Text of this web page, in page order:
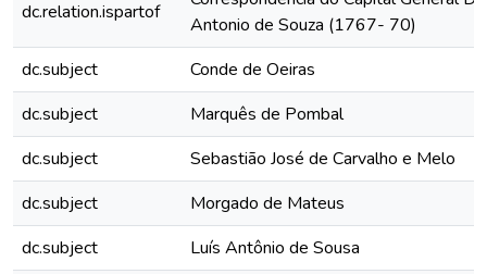
dc.relation.ispartof
Antonio de Souza (1767- 70)
dc.subject
Conde de Oeiras
dc.subject
Marquês de Pombal
dc.subject
Sebastião José de Carvalho e Melo
dc.subject
Morgado de Mateus
dc.subject
Luís Antônio de Sousa